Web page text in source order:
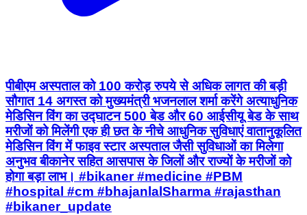
पीबीएम अस्पताल को 100 करोड़ रुपये से अधिक लागत की बड़ी
सौगात 14 अगस्त को मुख्यमंत्री भजनलाल शर्मा करेंगे अत्याधुनिक
मेडिसिन विंग का उद्घाटन 500 बेड और 60 आईसीयू बेड के साथ
मरीजों को मिलेंगी एक ही छत के नीचे आधुनिक सुविधाएं वातानुकूलित
मेडिसिन विंग में फाइव स्टार अस्पताल जैसी सुविधाओं का मिलेगा
अनुभव बीकानेर सहित आसपास के जिलों और राज्यों के मरीजों को
होगा बड़ा लाभ। #bikaner #medicine #PBM
#hospital #cm #bhajanlalSharma #rajasthan
#bikaner_update